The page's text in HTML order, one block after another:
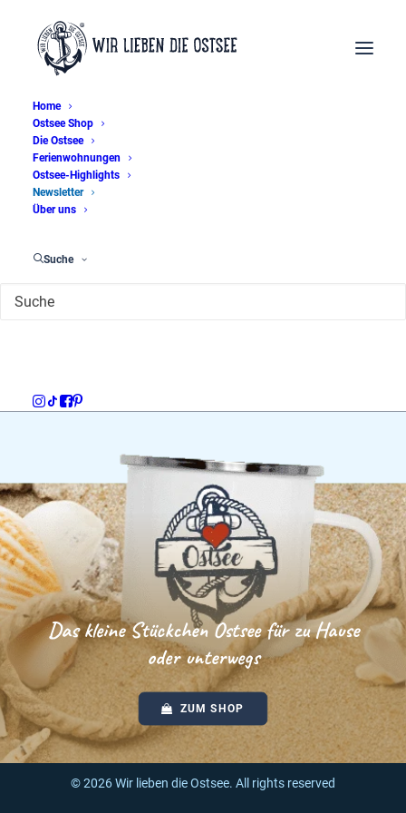
Home
Ostsee Shop
Die Ostsee
Ferienwohnungen
Ostsee-Highlights
Newsletter
Über uns
Suche
Das kleine Stückchen Ostsee für zu Hause
oder unterwegs
ZUM SHOP
© 2026 Wir lieben die Ostsee. All rights reserved